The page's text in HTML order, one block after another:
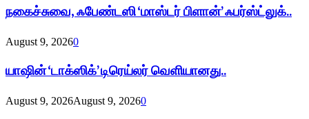
நகைச்சுவை, ஃபேண்டஸி ‘மாஸ்டர் பிளான்’ ஃபர்ஸ்ட்லுக்..
August 9, 20260
யாஷின் ‘டாக்ஸிக்’ டிரெய்லர் வெளியானது..
August 9, 2026August 9, 20260